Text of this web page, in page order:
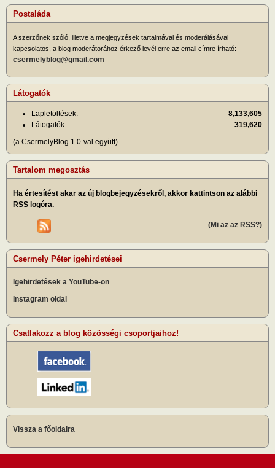
Postaláda
A szerzőnek szóló, illetve a megjegyzések tartalmával és moderálásával
kapcsolatos, a blog moderátorához érkező levél erre az email címre írható:
csermelyblog@gmail.com
Látogatók
Lapletöltések:
8,133,605
Látogatók:
319,620
(a CsermelyBlog 1.0-val együtt)
Tartalom megosztás
Ha értesítést akar az új blogbejegyzésekről, akkor kattintson az alábbi
RSS logóra.
(Mi az az RSS?)
Csermely Péter igehirdetései
Igehirdetések a YouTube-on
Instagram oldal
Csatlakozz a blog közösségi csoportjaihoz!
Vissza a főoldalra